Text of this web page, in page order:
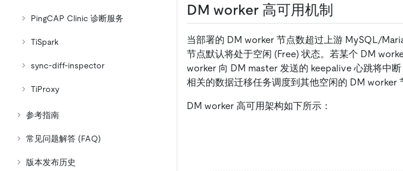
PingCAP Clinic 诊断服务
TiSpark
sync-diff-inspector
TiProxy
参考指南
常见问题解答 (FAQ)
版本发布历史
DM worker 高可用机制
当部署的 DM worker 节点数超过上游 MySQL/
节点默认将处于空闲 (Free) 状态。若某个 DM
worker 向 DM master 发送的 keepalive 心跳将中
相关的数据迁移任务调度到其他空闲的 DM worker
DM worker 高可用架构如下所示：